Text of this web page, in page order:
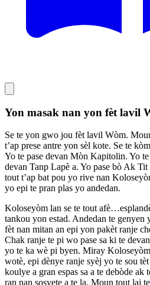
Yon masak nan yon fèt lavil
Se te yon gwo jou fèt lavil Wòm.
t’ap prese antre yon sèl kote. Se te
Yo te pase devan Mòn Kapitolin. Yo
devan Tanp Lapè a. Yo pase bò Ak
tout t’ap bat pou yo rive nan
yo epi te pran plas yo andedan.
Koloseyòm lan se te tout
tankou yon estad. Andedan te
fèt nan mitan an epi yon pakèt ranje
Chak ranje te pi wo pase sa ki te
yo te ka wè pi byen. Miray
wotè, epi dènye ranje syèj yo te sou
koulye a gran espas sa a te debòde
ran nan sosyete a te la. Moun tout laj